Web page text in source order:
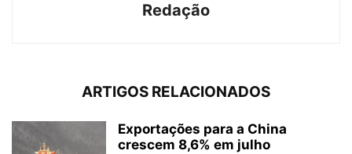
Redação
ARTIGOS RELACIONADOS
Exportações para a China
crescem 8,6% em julho